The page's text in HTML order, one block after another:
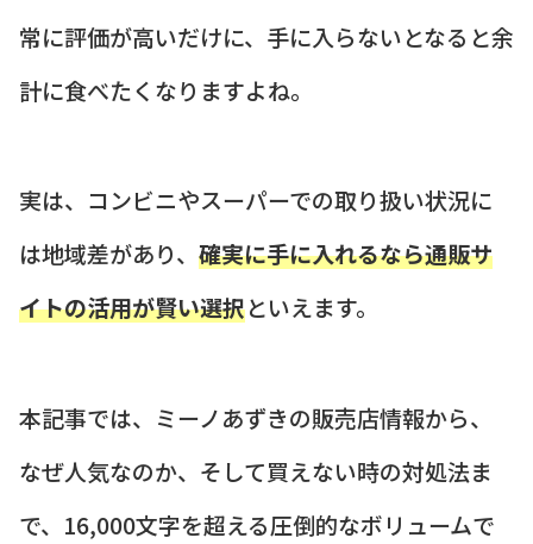
常に評価が高いだけに、手に入らないとなると余
計に食べたくなりますよね。
実は、コンビニやスーパーでの取り扱い状況に
は地域差があり、 確実に手に入れるなら通販サ
イトの活用が賢い選択といえます。
本記事では、ミーノあずきの販売店情報から、
なぜ人気なのか、そして買えない時の対処法ま
で、16,000文字を超える圧倒的なボリュームで